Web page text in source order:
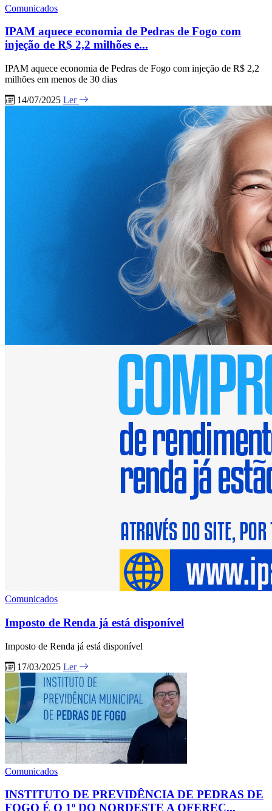
Comunicados
IPAM aquece economia de Pedras de Fogo com
injeção de R$ 2,2 milhões e...
IPAM aquece economia de Pedras de Fogo com injeção de R$ 2,2
milhões em menos de 30 dias
14/07/2025 Ler
Comunicados
Imposto de Renda já está disponível
Imposto de Renda já está disponível
17/03/2025 Ler
Comunicados
INSTITUTO DE PREVIDÊNCIA DE PEDRAS DE
FOGO É O 1º DO NORDESTE A OFEREC...